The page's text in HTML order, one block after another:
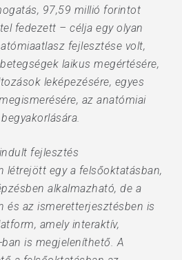
97,59 millió forintot
fedezett – célja egy olyan
fejlesztése volt,
laikus megértésére,
leképezésére, egyes
az anatómiai
fejlesztés
létrejött egy a felsőoktatásban,
alkalmazható, de a
és az ismeretterjesztésben is
amely interaktív,
is megjeleníthető. A